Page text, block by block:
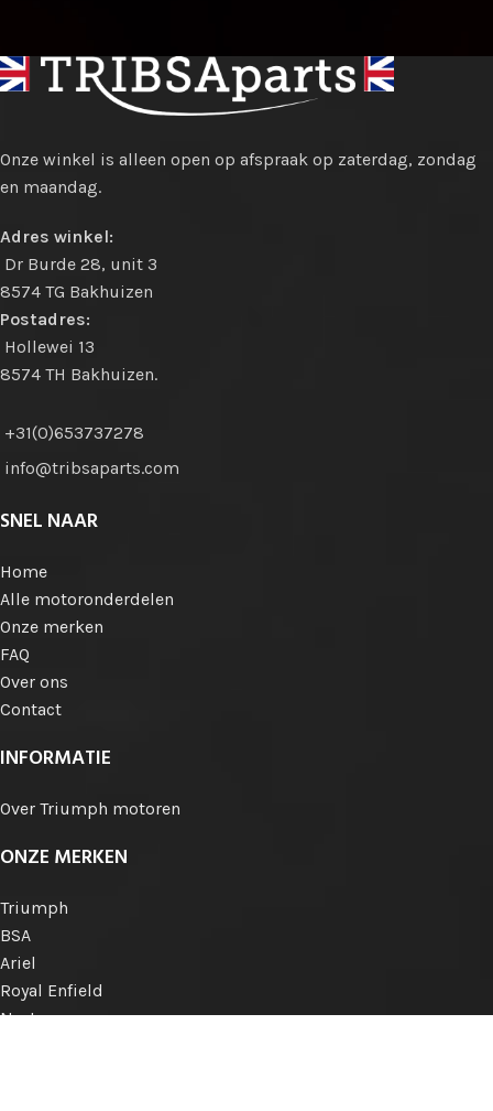
Onze winkel is alleen open op afspraak op zaterdag, zondag
en maandag.
Adres winkel:
Dr Burde 28, unit 3
8574 TG Bakhuizen
Postadres:
Hollewei 13
8574 TH Bakhuizen.
+31(0)653737278
info@tribsaparts.com
SNEL NAAR
Home
Alle motoronderdelen
Onze merken
FAQ
Over ons
Contact
INFORMATIE
Over Triumph motoren
ONZE MERKEN
Triumph
BSA
Ariel
Royal Enfield
Norton